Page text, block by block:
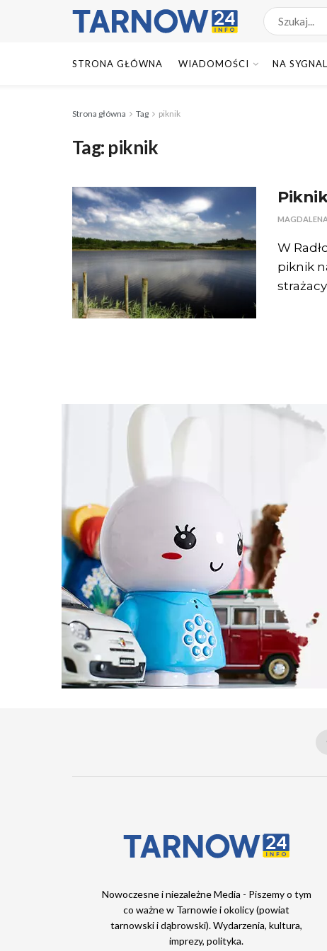
STRONA GŁÓWNA WIADOMOŚCI NA
Strona główna Tag piknik
Tag: piknik
W
piknik
Nowoczesne i niezależne Media - Piszemy o tym
co ważne w Tarnowie i okolicy (powiat
tarnowski i dąbrowski). Wydarzenia, kultura,
imprezy, polityka.